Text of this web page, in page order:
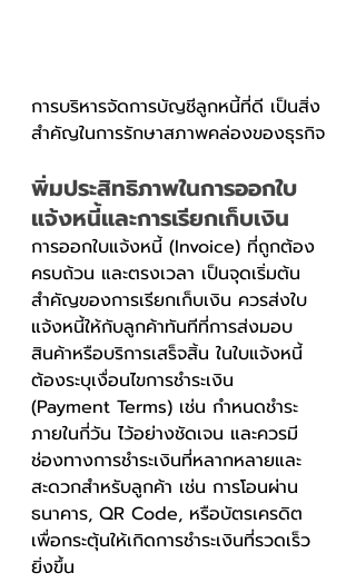
การบริหารจัดการบัญชีลูกหนี้ที่ดี เป็นสิ่ง
สำคัญในการรักษาสภาพคล่องของธุรกิจ
พิ่มประสิทธิภาพในการออกใบ
แจ้งหนี้และการเรียกเก็บเงิน
การออกใบแจ้งหนี้ (Invoice) ที่ถูกต้อง
ครบถ้วน และตรงเวลา เป็นจุดเริ่มต้น
สำคัญของการเรียกเก็บเงิน ควรส่งใบ
แจ้งหนี้ให้กับลูกค้าทันทีที่การส่งมอบ
สินค้าหรือบริการเสร็จสิ้น ในใบแจ้งหนี้
ต้องระบุเงื่อนไขการชำระเงิน
(Payment Terms) เช่น กำหนดชำระ
ภายในกี่วัน ไว้อย่างชัดเจน และควรมี
ช่องทางการชำระเงินที่หลากหลายและ
สะดวกสำหรับลูกค้า เช่น การโอนผ่าน
ธนาคาร, QR Code, หรือบัตรเครดิต
เพื่อกระตุ้นให้เกิดการชำระเงินที่รวดเร็ว
ยิ่งขึ้น